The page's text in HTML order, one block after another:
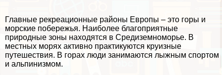
Главные рекреационные районы Европы – это горы и
морские побережья. Наиболее благоприятные
природные зоны находятся в Средиземноморье. В
местных морях активно пpaктикуются круизные
путешествия. В горах люди занимаются лыжным спортом
и альпинизмом.